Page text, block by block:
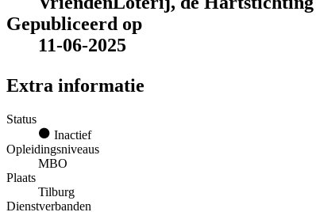
Gepubliceerd op
11-06-2025
Extra informatie
Status
Inactief
Opleidingsniveaus
MBO
Plaats
Tilburg
Dienstverbanden